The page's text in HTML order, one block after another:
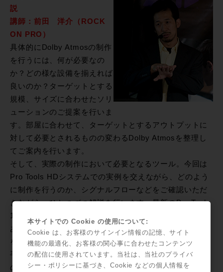
説
講師：前田 洋介（ROCK
ON PRO）
具体的にDolby Atmosの制作
を行うには、何が必要なの
か？どの様な設備を揃えれば
良いのか？ターゲットとする
規模、サイズに合わせたソリ
ューションのご提案を行いま
す。部屋に合わせて、ターゲットとするアウトプットに
対して必要とされるものの変わるDolby Atmosを整理し
てご案内を行います。
そして、実際の制作において必要となるツール。今回は
Pro Tools HDシステムでの実例を交えながら、どのよう
に制作を行うのか、シグナルフローなどをご確認いただ
きながら、ひとつづつ解説を行います。最新のPro Tools
12.8で実現したシームレスなワークフローは、現実感の
あるDolby Atmos制作環境をご提供します。スピーカー
を使わずにヘッドフォンでのプリミックスの手法など、
手軽に始められるワークフローなども織り交ぜながらそ
の実態に迫ります。
本サイトでの Cookie の使用について:
Cookie は、お客様のサインイン情報の記憶、サイト
機能の最適化、お客様の関心事に合わせたコンテンツ
の配信に使用されています。当社は、当社のプライバ
シー・ポリシーに基づき、Cookie などの個人情報を